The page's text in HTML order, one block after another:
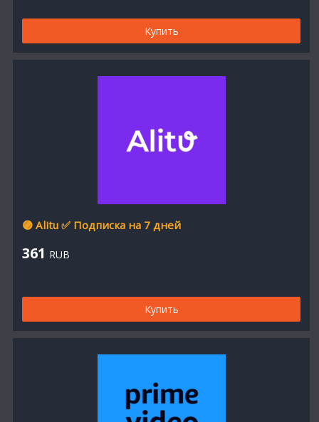
Купить
🟣 Alitu ✅ Подписка на 7 дней
361 RUB
Купить